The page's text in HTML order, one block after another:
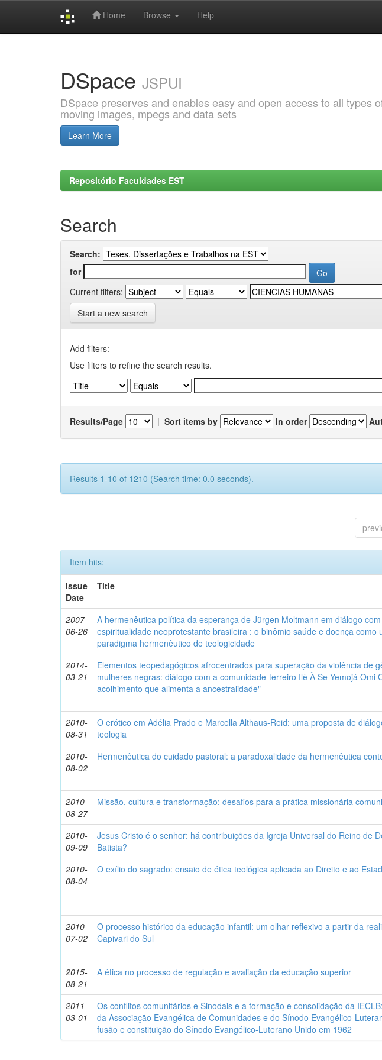
Home Browse Help
DSpace JSPUI
DSpace preserves and enables easy and open access to all types
moving images, mpegs and data sets
Learn More
Repositório Faculdades EST
Search
Search:
for
Current filters:
Start a new search
Add filters:
Use filters to refine the search results.
Results/Page | Sort items by In order
Results 1-10 of 1210 (Search time: 0.0 seconds).
Item hits:
Issue
Date
Title
2007-
06-26
A hermenêutica política da esperança de Jürgen Moltmann em diálogo
espiritualidade neoprotestante brasileira : o binômio saúde e doença como
paradigma hermenêutico de teologicidade
2014-
03-21
Elementos teopedagógicos afrocentrados para superação da violência de
mulheres negras: diálogo com a comunidade-terreiro Ilè À Se Yemojá Omi
acolhimento que alimenta a ancestralidade"
2010-
08-31
O erótico em Adélia Prado e Marcella Althaus-Reid: uma proposta de
teologia
2010-
08-02
Hermenêutica do cuidado pastoral: a paradoxalidade da hermenêutica
2010-
08-27
Missão, cultura e transformação: desafios para a prática missionária
2010-
09-09
Jesus Cristo é o senhor: há contribuições da Igreja Universal do Reino de
Batista?
2010-
08-04
O exílio do sagrado: ensaio de ética teológica aplicada ao Direito e ao
2010-
07-02
O processo histórico da educação infantil: um olhar reflexivo a partir da
Capivari do Sul
2015-
08-21
A ética no processo de regulação e avaliação da educação superior
2011-
03-01
Os conflitos comunitários e Sinodais e a formação e consolidação da
da Associação Evangélica de Comunidades e do Sínodo Evangélico-
fusão e constituição do Sínodo Evangélico-Luterano Unido em 1962